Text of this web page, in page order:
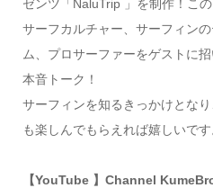
ゼンツ「NaluTrip 」を制作！この
サーフカルチャー、サーフィン
ム、プロサーファーをゲストに
本音トーク！
サーフィンを知るきっかけとな
も楽しんでもらえれば嬉しいです
【YouTube 】Channel